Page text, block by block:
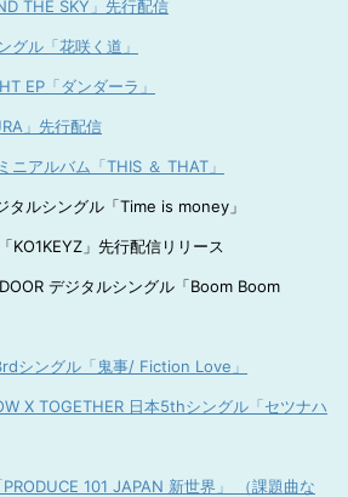
THE SKY」先行配信
グル「花咲く道」
EP「ダンダーラ」
」先行配信
ニアルバム「THIS ＆ THAT」
ルシングル「Time is money」
KO1KEYZ」先行配信リリース
デジタルシングル「Boom Boom
シングル「鬼事/ Fiction Love」
X TOGETHER 日本5thシングル「セツナハ
101 JAPAN 新世界」 （課題曲な